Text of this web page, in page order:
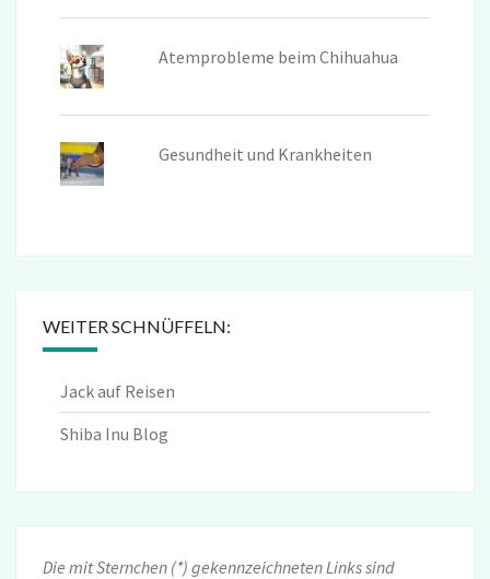
Atemprobleme beim Chihuahua
Gesundheit und Krankheiten
WEITER SCHNÜFFELN:
Jack auf Reisen
Shiba Inu Blog
Die mit Sternchen (*) gekennzeichneten Links sind